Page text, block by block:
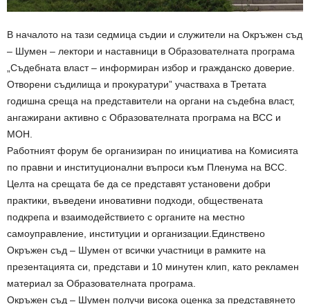
В началото на тази седмица съдии и служители на Окръжен съд
– Шумен – лектори и наставници в Образователната програма
„Съдебната власт – информиран избор и гражданско доверие.
Отворени съдилища и прокуратури” участваха в Третата
годишна среща на представители на органи на съдебна власт,
ангажирани активно с Образователната програма на ВСС и
МОН.
Работният форум бе организиран по инициатива на Комисията
по правни и институционални въпроси към Пленума на ВСС.
Целта на срещата бе да се представят установени добри
практики, въведени иновативни подходи, обществената
подкрепа и взаимодействието с органите на местно
самоуправление, институции и организации.Единствено
Окръжен съд – Шумен от всички участници в рамките на
презентацията си, представи и 10 минутен клип, като рекламен
материал за Образователната програма.
Окръжен съд – Шумен получи висока оценка за представянето